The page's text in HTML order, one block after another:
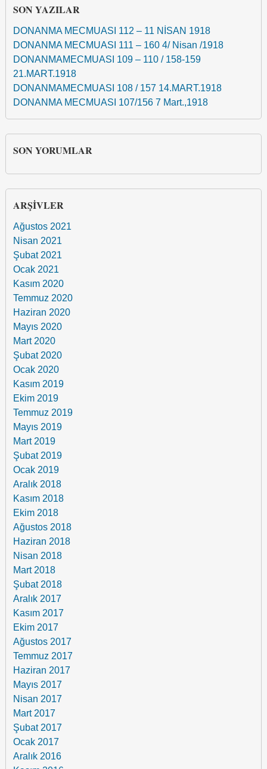
SON YAZILAR
DONANMA MECMUASI 112 – 11 NİSAN 1918
DONANMA MECMUASI 111 – 160 4/ Nisan /1918
DONANMAMECMUASI 109 – 110 / 158-159
21.MART.1918
DONANMAMECMUASI 108 / 157 14.MART.1918
DONANMA MECMUASI 107/156 7 Mart.,1918
SON YORUMLAR
ARŞIVLER
Ağustos 2021
Nisan 2021
Şubat 2021
Ocak 2021
Kasım 2020
Temmuz 2020
Haziran 2020
Mayıs 2020
Mart 2020
Şubat 2020
Ocak 2020
Kasım 2019
Ekim 2019
Temmuz 2019
Mayıs 2019
Mart 2019
Şubat 2019
Ocak 2019
Aralık 2018
Kasım 2018
Ekim 2018
Ağustos 2018
Haziran 2018
Nisan 2018
Mart 2018
Şubat 2018
Aralık 2017
Kasım 2017
Ekim 2017
Ağustos 2017
Temmuz 2017
Haziran 2017
Mayıs 2017
Nisan 2017
Mart 2017
Şubat 2017
Ocak 2017
Aralık 2016